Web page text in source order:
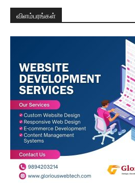
விளம்பரங்கள்